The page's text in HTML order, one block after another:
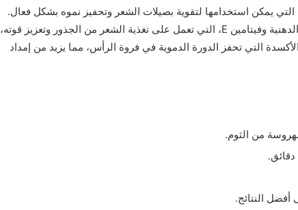
يمكن استخدامها لتقوية بصيلات الشعر وتحفيز نموه بشكل فعال.
يجمع هذا المزيج بين فوائد زيت الخروع الغني بالأحماض الدهنية وفيتامين E، التي تعمل على تغذية الشعر من الجذور وتعزيز قوته،
التي تحفز الدورة الدموية في فروة الرأس، مما يزيد من إمداد
النتائج.